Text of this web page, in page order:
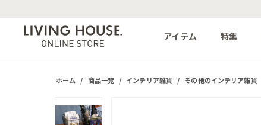
アイテム 特集
ホーム / 商品一覧 / インテリア雑貨 / その他のインテリア雑貨